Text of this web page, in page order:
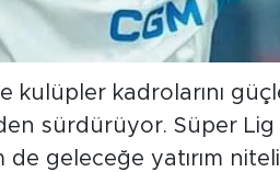
kulüpler kadrolarını
sürdürüyor. Süper
geleceğe yatırım